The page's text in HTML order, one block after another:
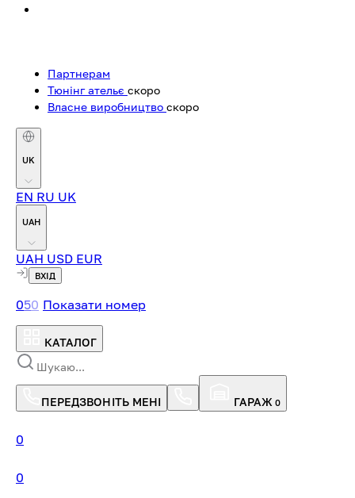
Партнерам
Тюнінг ательє скоро
Власне виробництво скоро
UK
EN RU UK
UAH
UAH USD EUR
ВХІД
050 Показати номер
КАТАЛОГ
ПЕРЕДЗВОНІТЬ МЕНІ ГАРАЖ 0
0
0